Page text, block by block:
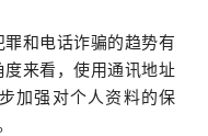
和电话诈骗的趋势有
来看，使用通讯地址
加强对个人资料的保